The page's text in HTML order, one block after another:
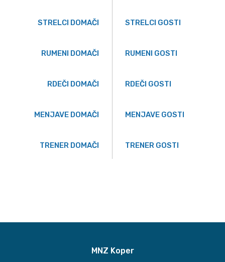
STRELCI DOMAČI STRELCI GOSTI
RUMENI DOMAČI RUMENI GOSTI
RDEČI DOMAČI RDEČI GOSTI
MENJAVE DOMAČI MENJAVE GOSTI
TRENER DOMAČI TRENER GOSTI
MNZ Koper